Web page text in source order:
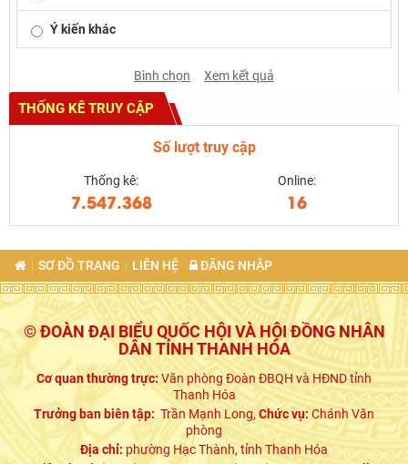
Ý kiến khác
Bình chọn Xem kết quả
THỐNG KÊ TRUY CẬP
Số lượt truy cập
Thống kê:
7.547.368
Online:
16
SƠ ĐỒ TRANG LIÊN HỆ ĐĂNG NHẬP
© ĐOÀN ĐẠI BIỂU QUỐC HỘI VÀ HỘI ĐỒNG NHÂN
DÂN TỈNH THANH HÓA
Cơ quan thường trực:Văn phòng Đoàn ĐBQH và HĐND tỉnh
Thanh Hóa
Trưởng ban biên tập: Trần Mạnh Long,Chức vụ:Chánh Văn
phòng
Địa chỉ: phường Hạc Thành, tỉnh Thanh Hóa